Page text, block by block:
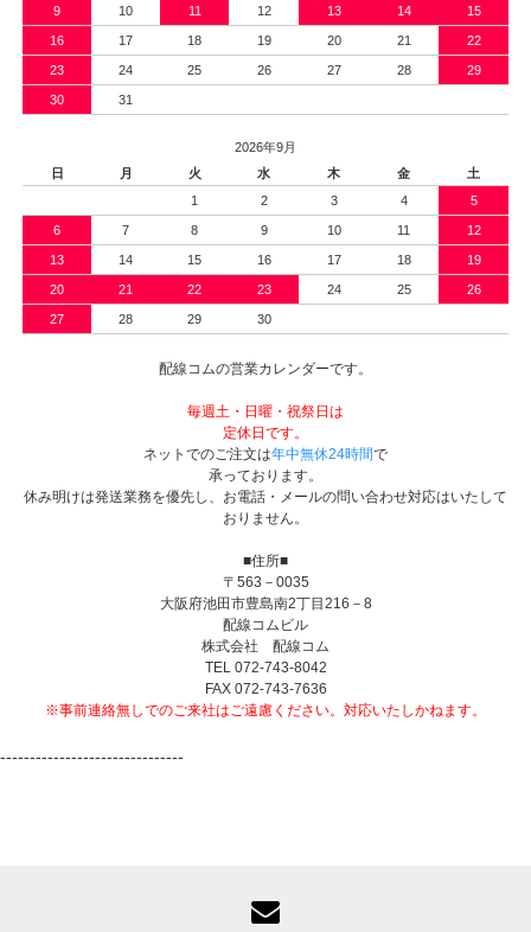
9 10 11 12 13 14 15
16 17 18 19 20 21 22
23 24 25 26 27 28 29
30 31
2026年9月
日
月 火 水 木 金
土
1
2 3 4 5
6 7 8 9 10 11 12
13 14 15 16 17 18 19
20 21 22 23 24 25 26
27 28 29 30
配線コムの営業カレンダーです。
毎週土・日曜・祝祭日は
定休日です。
ネットでのご注文は年中無休24時間で
承っております。
休み明けは発送業務を優先し、お電話・メールの問い合わせ対応はいたして
おりません。
■住所■
〒563－0035
大阪府池田市豊島南2丁目216－8
配線コムビル
株式会社 配線コム
TEL 072-743-8042
FAX 072-743-7636
※事前連絡無しでのご来社はご遠慮ください。対応いたしかねます。
-------------------------------